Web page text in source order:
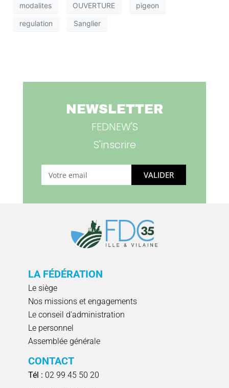
modalites OUVERTURE pigeon
regulation Sanglier
NEWSLETTER
FEDNEW'S
S'inscrire
VALIDER
LA FÉDÉRATION
Le siège
Nos missions et engagements
Le conseil d'administration
Le personnel
Assemblée générale
CONTACT
Tél : 02 99 45 50 20